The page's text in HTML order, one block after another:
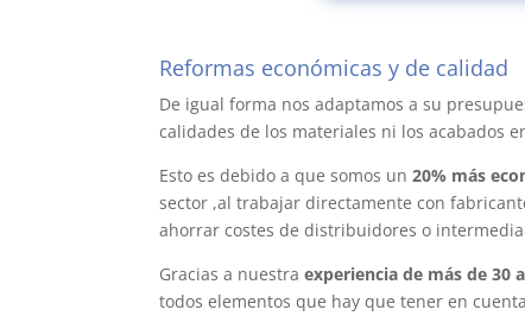
Reformas económicas y de calidad
De igual forma nos adaptamos a su
calidades de los materiales ni los acabados
Esto es debido a que somos un 20% más
sector ,al trabajar directamente con
ahorrar costes de distribuidores o
Gracias a nuestraexperiencia de más de 30
todos elementos que hay que tener en